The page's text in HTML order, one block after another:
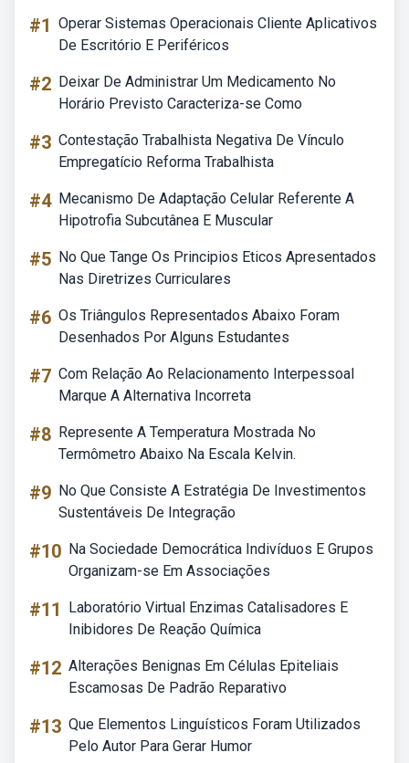
#1 Operar Sistemas Operacionais Cliente Aplicativos
De Escritório E Periféricos
#2 Deixar De Administrar Um Medicamento No
Horário Previsto Caracteriza-se Como
#3 Contestação Trabalhista Negativa De Vínculo
Empregatício Reforma Trabalhista
#4 Mecanismo De Adaptação Celular Referente A
Hipotrofia Subcutânea E Muscular
#5 No Que Tange Os Principios Eticos Apresentados
Nas Diretrizes Curriculares
#6 Os Triângulos Representados Abaixo Foram
Desenhados Por Alguns Estudantes
#7 Com Relação Ao Relacionamento Interpessoal
Marque A Alternativa Incorreta
#8 Represente A Temperatura Mostrada No
Termômetro Abaixo Na Escala Kelvin.
#9 No Que Consiste A Estratégia De Investimentos
Sustentáveis De Integração
#10 Na Sociedade Democrática Indivíduos E Grupos
Organizam-se Em Associações
#11
Laboratório Virtual Enzimas Catalisadores E
Inibidores De Reação Química
#12 Alterações Benignas Em Células Epiteliais
Escamosas De Padrão Reparativo
#13 Que Elementos Linguísticos Foram Utilizados
Pelo Autor Para Gerar Humor